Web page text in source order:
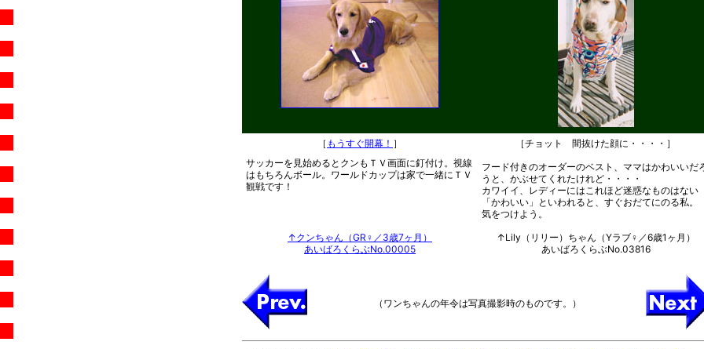
［ もうすぐ開幕！ ］
［チョット 間抜けた顔に・・・・］
サッカーを見始めるとクンもＴＶ画面に釘付け。視線
はもちろんボール。ワールドカップは家で一緒にＴＶ
観戦です！
フード付きのオーダーのベスト、ママはかわいいだ
うと、かぶせてくれたけれど・・・・
カワイイ、レディーにはこれほど迷惑なものはない
「かわいい」といわれると、すぐおだてにのる私。
気をつけよう。
↑クンちゃん（GR♀／3歳7ヶ月）
あいばろくらぶNo.00005
↑Lily（リリー）ちゃん（Yラブ♀／6歳1ヶ月）
あいばろくらぶNo.03816
（ワンちゃんの年令は写真撮影時のものです。）